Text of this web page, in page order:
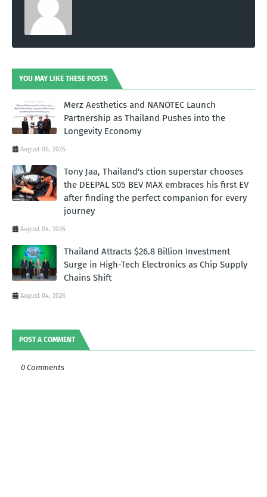
YOU MAY LIKE THESE POSTS
Merz Aesthetics and NANOTEC Launch
Partnership as Thailand Pushes into the
Longevity Economy
August 06, 2026
Tony Jaa, Thailand's ction superstar chooses
the DEEPAL S05 BEV MAX embraces his first EV
after finding the perfect companion for every
journey
August 04, 2026
Thailand Attracts $26.8 Billion Investment
Surge in High-Tech Electronics as Chip Supply
Chains Shift
August 04, 2026
POST A COMMENT
0 Comments